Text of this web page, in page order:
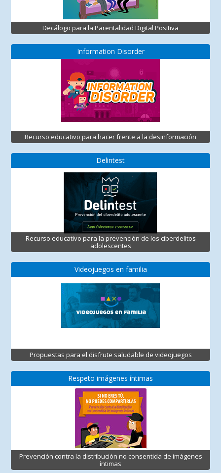
Decálogo para la Parentalidad Digital Positiva
Information Disorder
Recurso educativo para hacer frente a la desinformación
Delintest
Recurso educativo para la prevención de los ciberdelitos
adolescentes
Videojuegos en familia
Propuestas para el disfrute saludable de videojuegos
Respeto imágenes íntimas
Prevención contra la distribución no consentida de imágenes
íntimas